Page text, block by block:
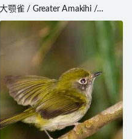
大颚雀 / Greater Amakihi /
Viridonia sagittirostris